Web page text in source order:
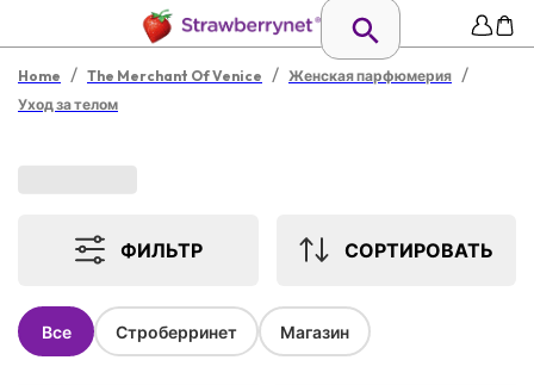
Home / The Merchant Of Venice / Женская парфюмерия /
Уход за телом
ФИЛЬТР СОРТИРОВАТЬ
Все Строберринет Магазин